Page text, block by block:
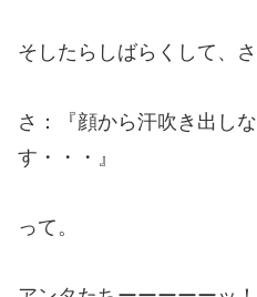
そしたらしばらくして、さ
さ：『顔から汗吹き出し
す・・・』
って。